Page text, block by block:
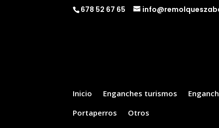
678 52 67 65
Inicio Enganches turismos
Portaperros
Otros